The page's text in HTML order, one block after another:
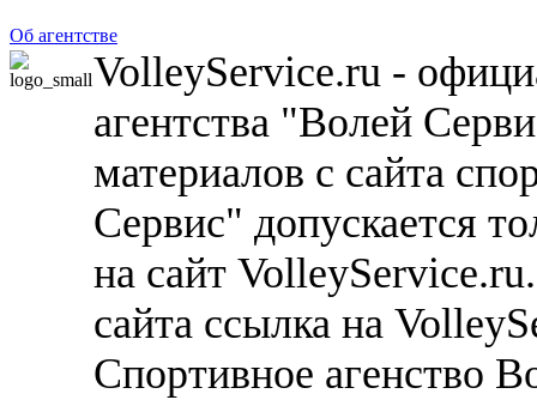
Об агентстве
VolleyService.ru -
агентства "Волей
материалов с сайта
Сервис" допускается
на сайт
сайта ссылка на
Спортивное агенство